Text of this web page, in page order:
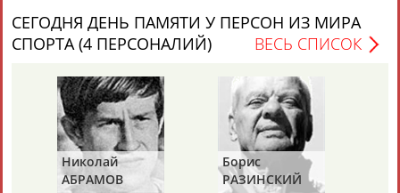
АБДУЛДАУДОВАБДУЛЖАЛИЛОВ
Магомед
АБДУЛКАГИРОВАБДУЛЛАЕВ
24 персон из 13181
ЕЩЁ ПЕРСОНЫ
СЕГОДНЯ ДЕНЬ ПАМЯТИ У ПЕРСОН ИЗ МИРА
СПОРТА (4 ПЕРСОНАЛИЙ)
ВЕСЬ СПИСОК
Николай
АБРАМОВ
Борис
РАЗИНСКИЙ